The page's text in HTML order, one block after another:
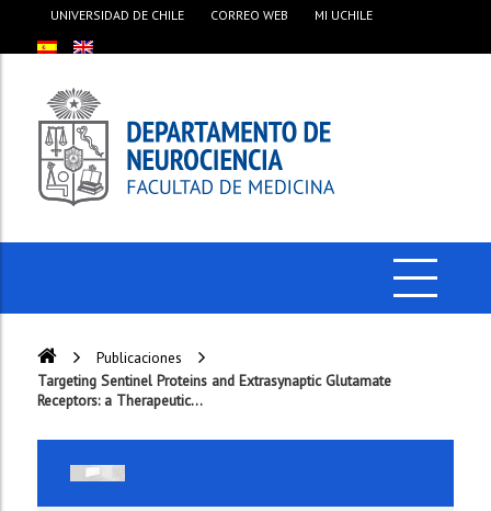
UNIVERSIDAD DE CHILE CORREO WEB MI UCHILE
Publicaciones
Targeting Sentinel Proteins and Extrasynaptic Glutamate
Receptors: a Therapeutic...